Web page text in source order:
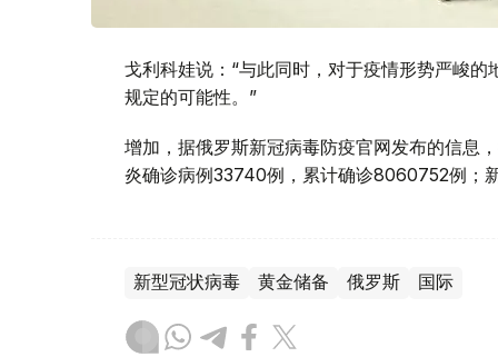
戈利科娃说：“与此同时，对于疫情形势严峻
规定的可能性。”
增加，据俄罗斯新冠病毒防疫官网发布的信息
炎确诊病例33740例，累计确诊8060752例；
新型冠状病毒 黄金储备 俄罗斯 国际